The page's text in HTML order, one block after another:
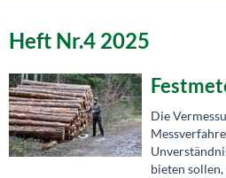
Heft Nr.4 2025
Die
bieten